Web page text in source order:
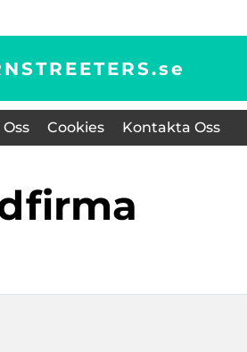
se
Cookies Kontakta Oss